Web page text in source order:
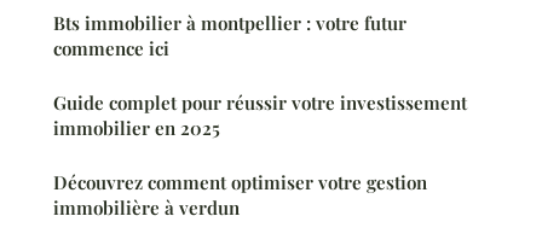
Bts immobilier à montpellier : votre futur
commence ici
Guide complet pour réussir votre investissement
immobilier en 2025
Découvrez comment optimiser votre gestion
immobilière à verdun